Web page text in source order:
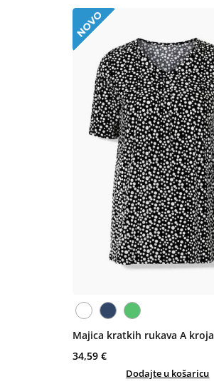
Majica kratkih rukava A kroja
34,59 €
Dodajte u košaricu